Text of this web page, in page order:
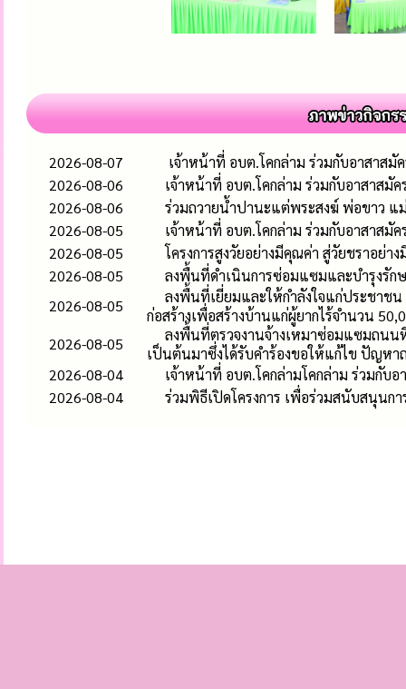
2026-08-07
เจ้าหน้าที่ อบต.โคกล่าม ร่วมกับอาสาส
2026-08-06
เจ้าหน้าที่ อบต.โคกล่าม ร่วมกับอาสาส
2026-08-06
ร่วมถวายน้ำปานะแต่พระสงฆ์ พ่อขาว
2026-08-05
เจ้าหน้าที่ อบต.โคกล่าม ร่วมกับอาสาส
2026-08-05
โครงการสูงวัยอย่างมีคุณค่า สู่วัยชราอย่า
2026-08-05
ลงพื้นที่ดำเนินการซ่อมแซมและบำรุงรั
2026-08-05
ลงพื้นที่เยี่ยมและให้กำลังใจแก่ประชาช
ก่อสร้างเพื่อสร้างบ้านแก่ผู้ยากไร้จำนวน
2026-08-05
ลงพื้นที่ตรวจงานจ้างเหมาซ่อมแซมถนน
เป็นต้นมาซึ่งได้รับคำร้องขอให้แก้ไข ปัญห
2026-08-04
เจ้าหน้าที่ อบต.โคกล่ามโคกล่าม ร่วมกั
2026-08-04
ร่วมพิธีเปิดโครงการ เพื่อร่วมสนับสนุน